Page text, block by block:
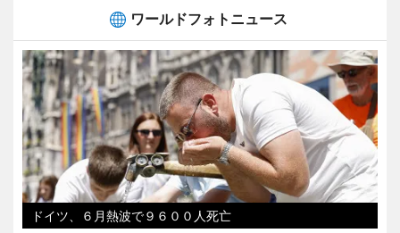
ワールドフォトニュース
ドイツ、６月熱波で９６００人死亡